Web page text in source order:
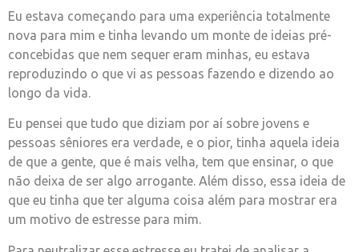
Eu estava começando para uma experiência totalmente
nova para mim e tinha levando um monte de ideias pré-
concebidas que nem sequer eram minhas, eu estava
reproduzindo o que vi as pessoas fazendo e dizendo ao
longo da vida.
Eu pensei que tudo que diziam por aí sobre jovens e
pessoas sêniores era verdade, e o pior, tinha aquela ideia
de que a gente, que é mais velha, tem que ensinar, o que
não deixa de ser algo arrogante. Além disso, essa ideia de
que eu tinha que ter alguma coisa além para mostrar era
um motivo de estresse para mim.